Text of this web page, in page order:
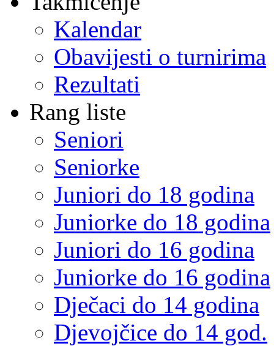
Kalendar
Obavijesti o turnirima
Rezultati
Rang liste
Seniori
Seniorke
Juniori do 18 godina
Juniorke do 18 godina
Juniori do 16 godina
Juniorke do 16 godina
Dječaci do 14 godina
Djevojčice do 14 god.